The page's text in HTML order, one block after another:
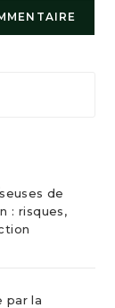
de
: risques,
par la